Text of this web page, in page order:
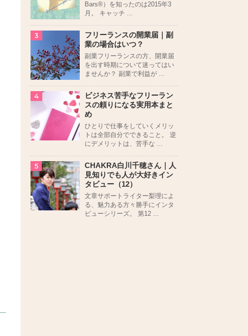
Bars®）を知ったのは2015年3
月。 キャッチ ...
3
フリーランスの開業届｜副
業の場合はいつ？
副業フリーランスの方、開業届
を出す時期について迷ってはい
ませんか？ 副業で利益が ...
4
ビジネス苦手なフリーラン
スの頼りになる実用本まと
め
ひとりで仕事をしていくメリッ
トは全部自分でできること。 逆
にデメリットは、苦手な ...
5
CHAKRA白川千穂さん｜人
見知りでも人が大好きイン
タビュー（12）
文章サポートライター梨理によ
る、魅力ある方々勝手にインタ
ビューシリーズ。 第12 ...